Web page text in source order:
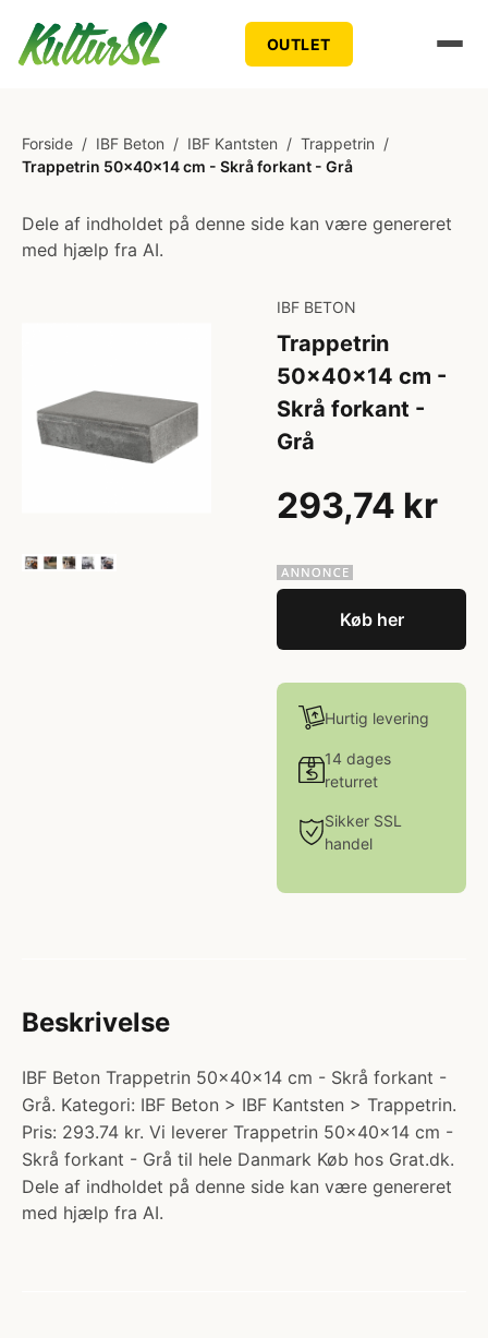
OUTLET
Forside / IBF Beton / IBF Kantsten / Trappetrin /
Trappetrin 50x40x14 cm - Skrå forkant - Grå
Dele af indholdet på denne side kan være genereret
med hjælp fra AI.
IBF BETON
Trappetrin
50x40x14 cm -
Skrå forkant -
Grå
293,74 kr
Køb her
Hurtig levering
14 dages
returret
Sikker SSL
handel
Beskrivelse
IBF Beton Trappetrin 50x40x14 cm - Skrå forkant -
Grå. Kategori: IBF Beton > IBF Kantsten > Trappetrin.
Pris: 293.74 kr. Vi leverer Trappetrin 50x40x14 cm -
Skrå forkant - Grå til hele Danmark Køb hos Grat.dk.
Dele af indholdet på denne side kan være genereret
med hjælp fra AI.